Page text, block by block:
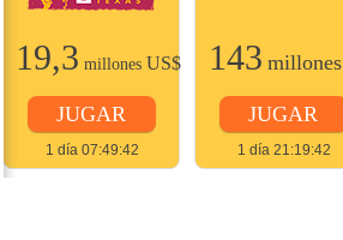
19,3 millones US$
JUGAR
1 día 07:49:42
143 millones
JUGAR
1 día 21:19:42